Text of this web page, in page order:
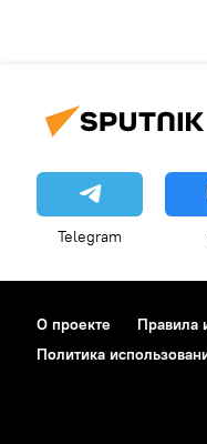
Telegram
О проекте Правила
Политика